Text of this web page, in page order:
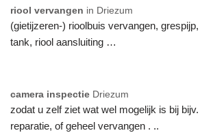
riool vervangen in Driezum
(gietijzeren-) rioolbuis vervangen,
tank, riool aansluiting …
camera inspectie Driezum
zodat u zelf ziet wat wel mogelijk is bij
reparatie, of geheel vervangen . ..